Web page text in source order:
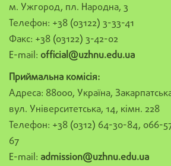
м. Ужгород, пл. Народна, 3
Телефон: +38 (03122) 3-33-41
Факс: +38 (03122) 3-42-02
E-mail: official@uzhnu.edu.ua
Приймальна комісія:
Адреса: 88000, Україна,
вул. Університетська, 14, кімн. 228
Телефон: +38 (0312) 64-30-84, 066-
67
E-mail: admission@uzhnu.edu.ua